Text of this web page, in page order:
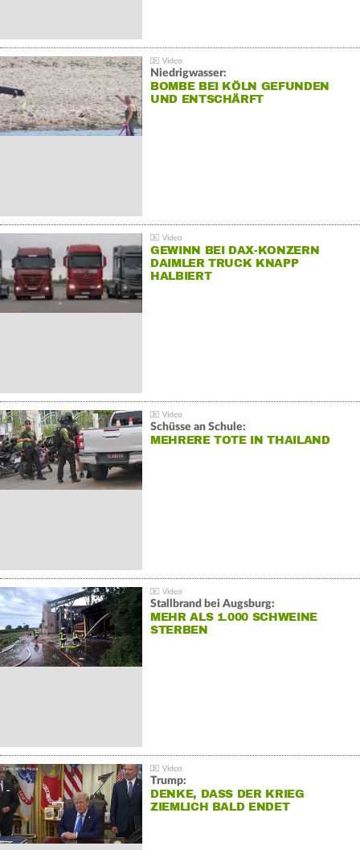
Niedrigwasser:
BOMBE BEI KÖLN GEFUNDEN
UND ENTSCHÄRFT
GEWINN BEI DAX-KONZERN
DAIMLER TRUCK KNAPP
HALBIERT
Schüsse an Schule:
MEHRERE TOTE IN THAILAND
Stallbrand bei Augsburg:
MEHR ALS 1.000 SCHWEINE
STERBEN
Trump:
DENKE, DASS DER KRIEG
ZIEMLICH BALD ENDET